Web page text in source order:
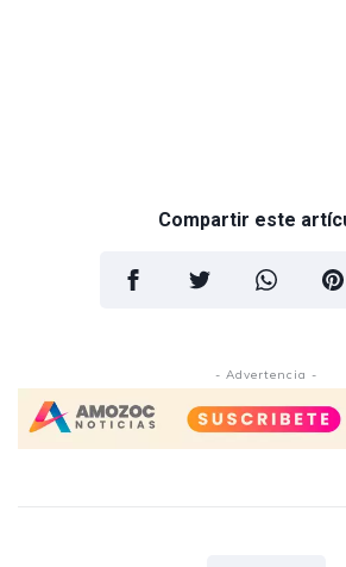
Compartir este
- Advertencia -